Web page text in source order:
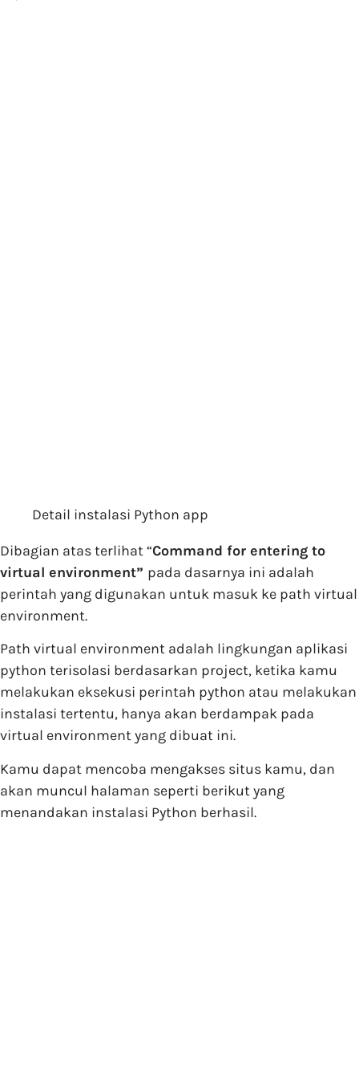
Detail instalasi Python app
Dibagian atas terlihat “Command for entering to
virtual environment” pada dasarnya ini adalah
perintah yang digunakan untuk masuk ke path virtual
environment.
Path virtual environment adalah lingkungan aplikasi
python terisolasi berdasarkan project, ketika kamu
melakukan eksekusi perintah python atau melakukan
instalasi tertentu, hanya akan berdampak pada
virtual environment yang dibuat ini.
Kamu dapat mencoba mengakses situs kamu, dan
akan muncul halaman seperti berikut yang
menandakan instalasi Python berhasil.